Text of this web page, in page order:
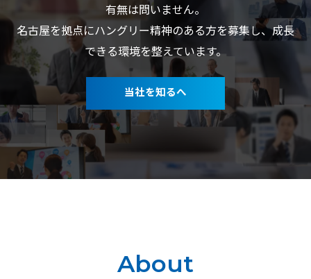
有無は問いません。
名古屋を拠点にハングリー精神のある方を募集し、成長
できる環境を整えています。
当社を知るへ
About